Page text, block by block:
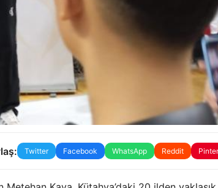
Twitter Facebook WhatsApp Reddit